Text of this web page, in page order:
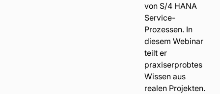
von S/4 HANA
Service-
Prozessen. In
diesem Webinar
teilt er
praxiserprobtes
Wissen aus
realen Projekten.